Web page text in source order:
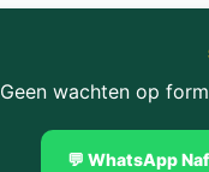
Geen wachten op
💬 WhatsApp